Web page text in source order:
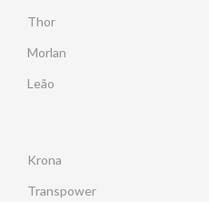
Thor
Morlan
Leão
Krona
Transpower